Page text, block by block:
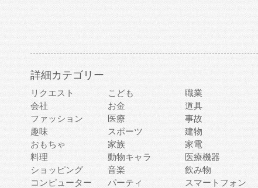
詳細カテゴリー
リクエスト こども 職業
会社
お金 道具
ファッション
医療 事故
趣味
スポーツ 建物
おもちゃ
家族 家電
料理
動物キャラ 医療機器
ショッピング
音楽 飲み物
コンピューター
パーティ スマートフォン